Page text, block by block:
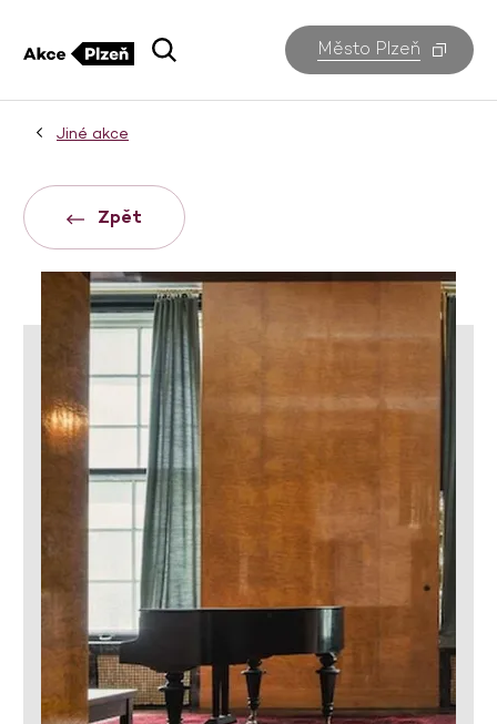
Město Plzeň
Jiné akce
Zpět